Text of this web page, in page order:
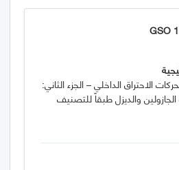
GSO
الاحتراق الداخلي – الجزء الثاني:
والديزل طبقاً للتصنيف